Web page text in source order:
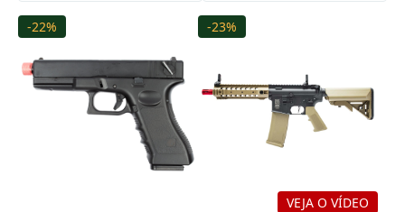
-22% -23%
VEJA O VÍDEO